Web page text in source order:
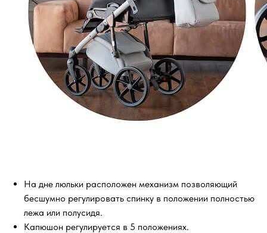
На дне люльки расположен механизм позволяющий
бесшумно регулировать спинку в положении полностью
лежа или полусидя.
Капюшон регулируется в 5 положениях.